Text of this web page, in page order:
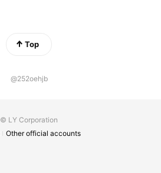
Top
@252oehjb
© LY Corporation
Other official accounts